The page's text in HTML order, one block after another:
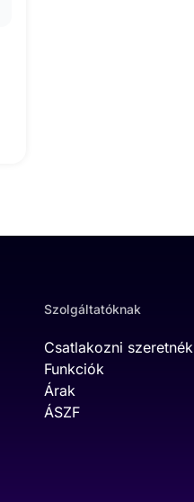
Szolgáltatóknak
Csatlakozni szeretnék
Funkciók
Árak
ÁSZF